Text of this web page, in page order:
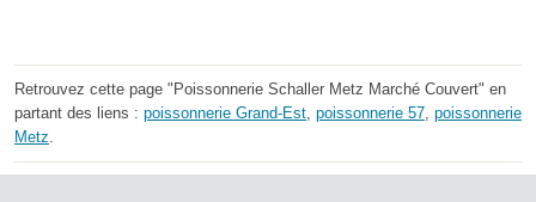
Retrouvez cette page "Poissonnerie Schaller Metz Marché Couvert" en
partant des liens : poissonnerie Grand-Est, poissonnerie 57, poissonnerie
Metz.